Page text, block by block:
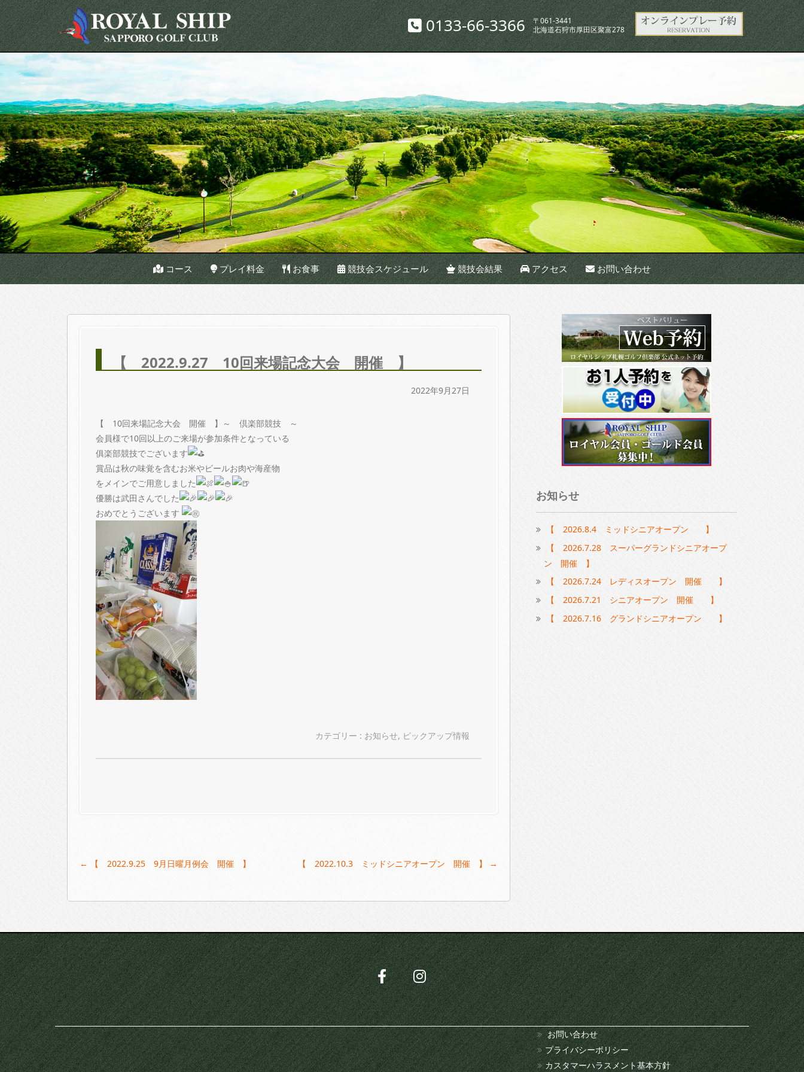
0133-66-3366
〒061-3441
北海道石狩市厚田区聚富278
コース プレイ料金 お食事 競技会スケジュール 競技会結果 アクセス お問い合わせ
【 2022.9.27 10回来場記念大会 開催 】
2022年9月27日
【 10回来場記念大会 開催 】～ 倶楽部競技 ～
会員様で10回以上のご来場が参加条件となっている
俱楽部競技でございます
賞品は秋の味覚を含むお米やビールお肉や海産物
をメインでご用意しました
優勝は武田さんでした
おめでとうございます
カテゴリー : お知らせ, ピックアップ情報
Post
navigation
← 【 2022.9.25 9月日曜月例会 開催 】 【 2022.10.3 ミッドシニアオープン 開催 】 →
お知らせ
【 2026.8.4 ミッドシニアオープン 】
【 2026.7.28 スーパーグランドシニアオープ
ン 開催 】
【 2026.7.24 レディスオープン 開催 】
【 2026.7.21 シニアオープン 開催 】
【 2026.7.16 グランドシニアオープン 】
お問い合わせ
プライバシーポリシー
カスタマーハラスメント基本方針